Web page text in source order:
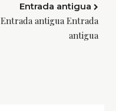
Entrada antigua
Entrada antigua Entrada
antigua